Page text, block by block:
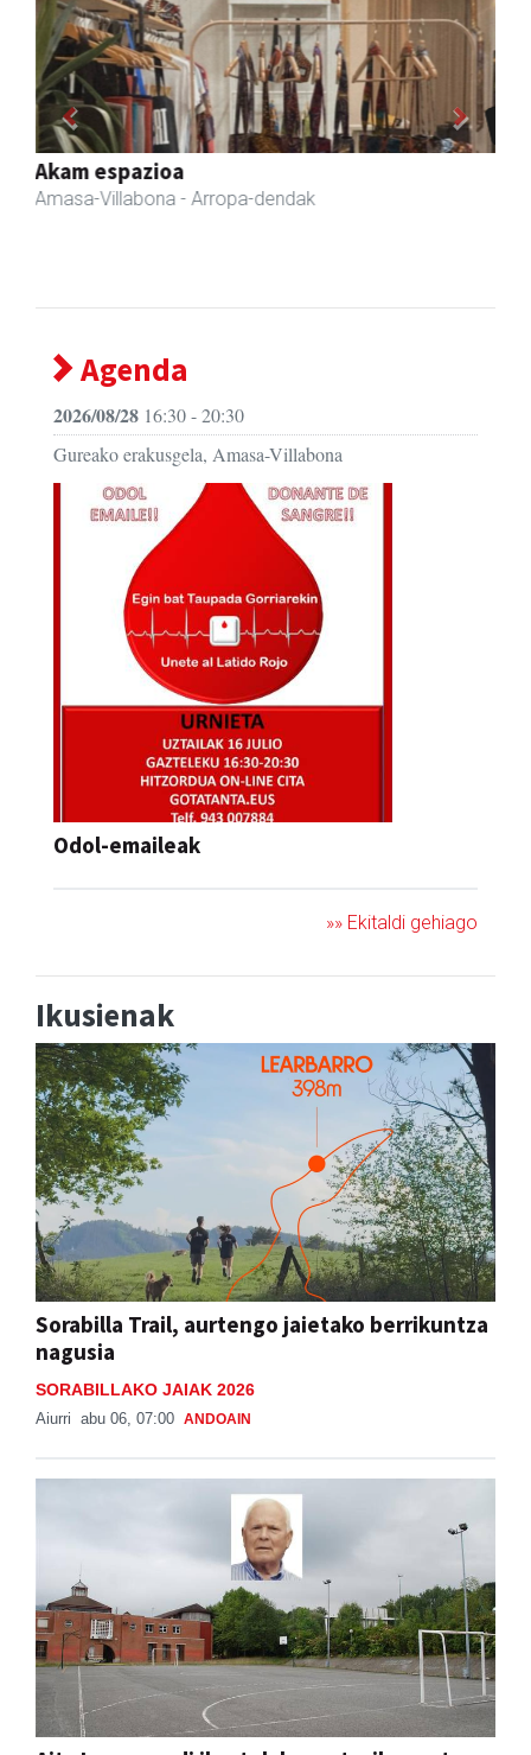
Fleming Herri Eskola
Amasa-Villabona - Hezkuntza
Previous Next
Agenda
2026/08/28 16:30 - 20:30
Gureako erakusgela, Amasa-Villabona
Odol-emaileak
»» Ekitaldi gehiago
Ikusienak
Sorabilla Trail, aurtengo jaietako berrikuntza
nagusia
SORABILLAKO JAIAK 2026
Aiurri abu 06, 07:00 ANDOAIN